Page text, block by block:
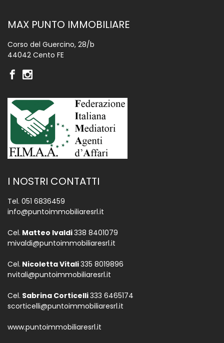
MAX PUNTO IMMOBILIARE
Corso del Guercino, 28/b
44042 Cento FE
I NOSTRI CONTATTI
Tel. 051 6836459
info@puntoimmobiliaresrl.it
Cel. Matteo Ivaldi338 8401079
mivaldi@puntoimmobiliaresrl.it
Cel. Nicoletta Vitali335 8019896
nvitali@puntoimmobiliaresrl.it
Cel. Sabrina Corticelli333 6465174
scorticelli@puntoimmobiliaresrl.it
www.puntoimmobiliaresrl.it